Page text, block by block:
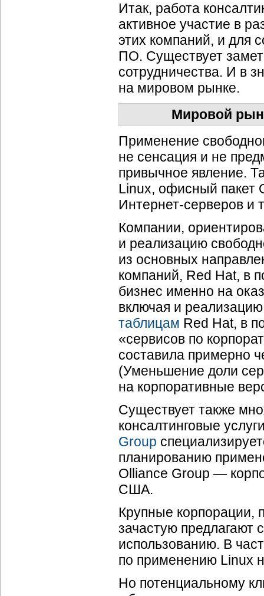
Итак, работа
активное участие в
этих компаний, и для
ПО. Существует
сотрудничества. И в
на мировом рынке.
Мировой
Применение
не сенсация и не
привычное явление.
Linux, офисный пакет
Интернет-серверов и
Компании,
и реализацию
из основных
компаний, Red Hat, в
бизнес именно на
включая и
таблицам Red Hat, в
«сервисов по
составила примерно
(Уменьшение доли
на корпоративные
Существует также
консалтинговые
Group
планированию
Olliance Group —
США.
Крупные корпорации,
зачастую предлагают
использованию. В
по применению Linux
Но потенциальному